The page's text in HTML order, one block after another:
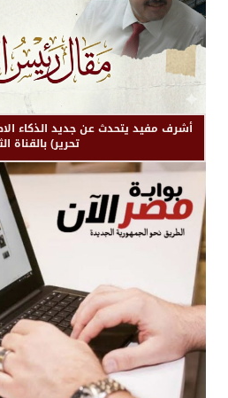
أشرف مفيد يتحدث عن جديد الذكاء
تحرير) بالقناة